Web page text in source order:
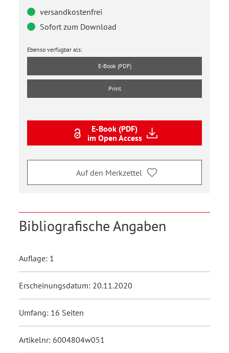
versandkostenfrei
Sofort zum Download
Ebenso verfügbar als:
E-Book (PDF)
Print
E-Book (PDF)
im Open Access
Auf den Merkzettel
Bibliografische Angaben
Auflage: 1
Erscheinungsdatum: 20.11.2020
Umfang: 16 Seiten
Artikelnr: 6004804w051